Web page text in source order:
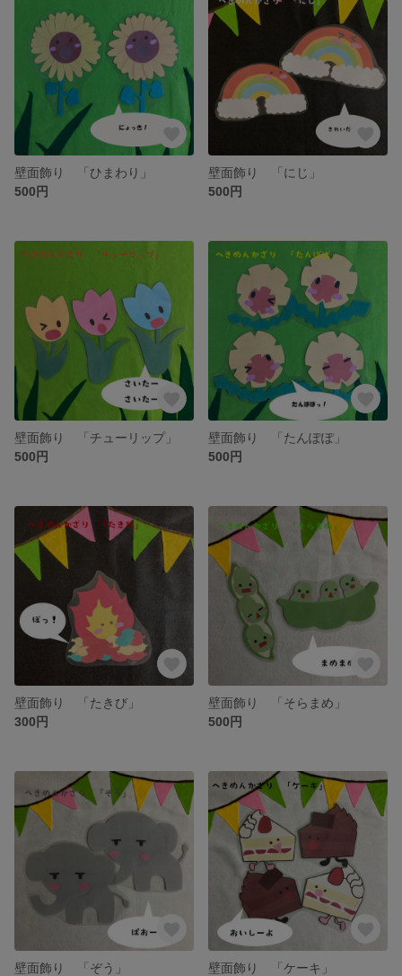
壁面飾り 「ひまわり」
500円
壁面飾り 「にじ」
500円
壁面飾り 「チューリップ」
500円
壁面飾り 「たんぽぽ」
500円
壁面飾り 「たきび」
300円
壁面飾り 「そらまめ」
500円
壁面飾り 「ぞう」
壁面飾り 「ケーキ」